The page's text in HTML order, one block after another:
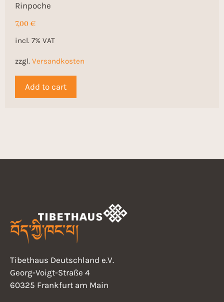
Rinpoche
7,00€
incl. 7% VAT
zzgl. Versandkosten
Add to cart
Tibethaus Deutschland e.V.
Georg-Voigt-Straße 4
60325 Frankfurt am Main